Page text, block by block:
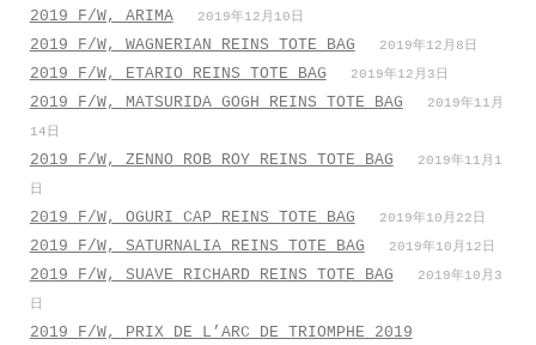
2019 F/W, ARIMA 2019年12月10日
2019 F/W, WAGNERIAN REINS TOTE BAG 2019年12月8日
2019 F/W, ETARIO REINS TOTE BAG 2019年12月3日
2019 F/W, MATSURIDA GOGH REINS TOTE BAG
2019年11月
14日
2019 F/W, ZENNO ROB ROY REINS TOTE BAG
2019年11月1
日
2019 F/W, OGURI CAP REINS TOTE BAG 2019年10月22日
2019 F/W, SATURNALIA REINS TOTE BAG 2019年10月12日
2019 F/W, SUAVE RICHARD REINS TOTE BAG
2019年10月3
日
2019 F/W, PRIX DE L’ARC DE TRIOMPHE 2019